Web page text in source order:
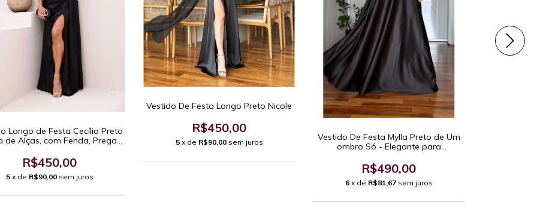
Longo de Festa Cecília Preto
de Alças, com Fenda, Pregas
R$450,00
5 x de R$90,00 sem juros
Vestido De Festa Longo Preto Nicole
R$450,00
5 x de R$90,00 sem juros
Vestido De Festa Mylla Preto de Um
ombro Só - Elegante para
Formais Sofisticados.
R$490,00
6 x de R$81,67 sem juros